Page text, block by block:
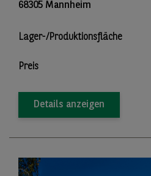
68305 Mannheim
Lager-/Produktionsfläche
Preis
Details anzeigen